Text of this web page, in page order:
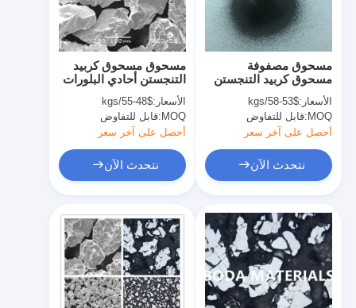
مسحوق مسحوق كربيد
التنجستن أحادي البلورات
مع بنية مجهرية متجانسة
الأسعار:$48-55/kgs
MOQ: قابل للتفاوض
أحصل على آخر سعر
نتحدث الآن
مسحوق مصفوفة
مسحوق كربيد التنجستن
مسحوق ماكرو مقاومة
للتآكل ل PDC لقم الثقب
الأسعار:$53-58/kgs
MOQ: قابل للتفاوض
أحصل على آخر سعر
نتحدث الآن